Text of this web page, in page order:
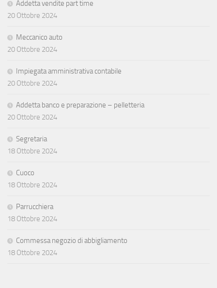
Addetta vendite part time
20 Ottobre 2024
Meccanico auto
20 Ottobre 2024
Impiegata amministrativa contabile
20 Ottobre 2024
Addetta banco e preparazione – pelletteria
20 Ottobre 2024
Segretaria
18 Ottobre 2024
Cuoco
18 Ottobre 2024
Parrucchiera
18 Ottobre 2024
Commessa negozio di abbigliamento
18 Ottobre 2024